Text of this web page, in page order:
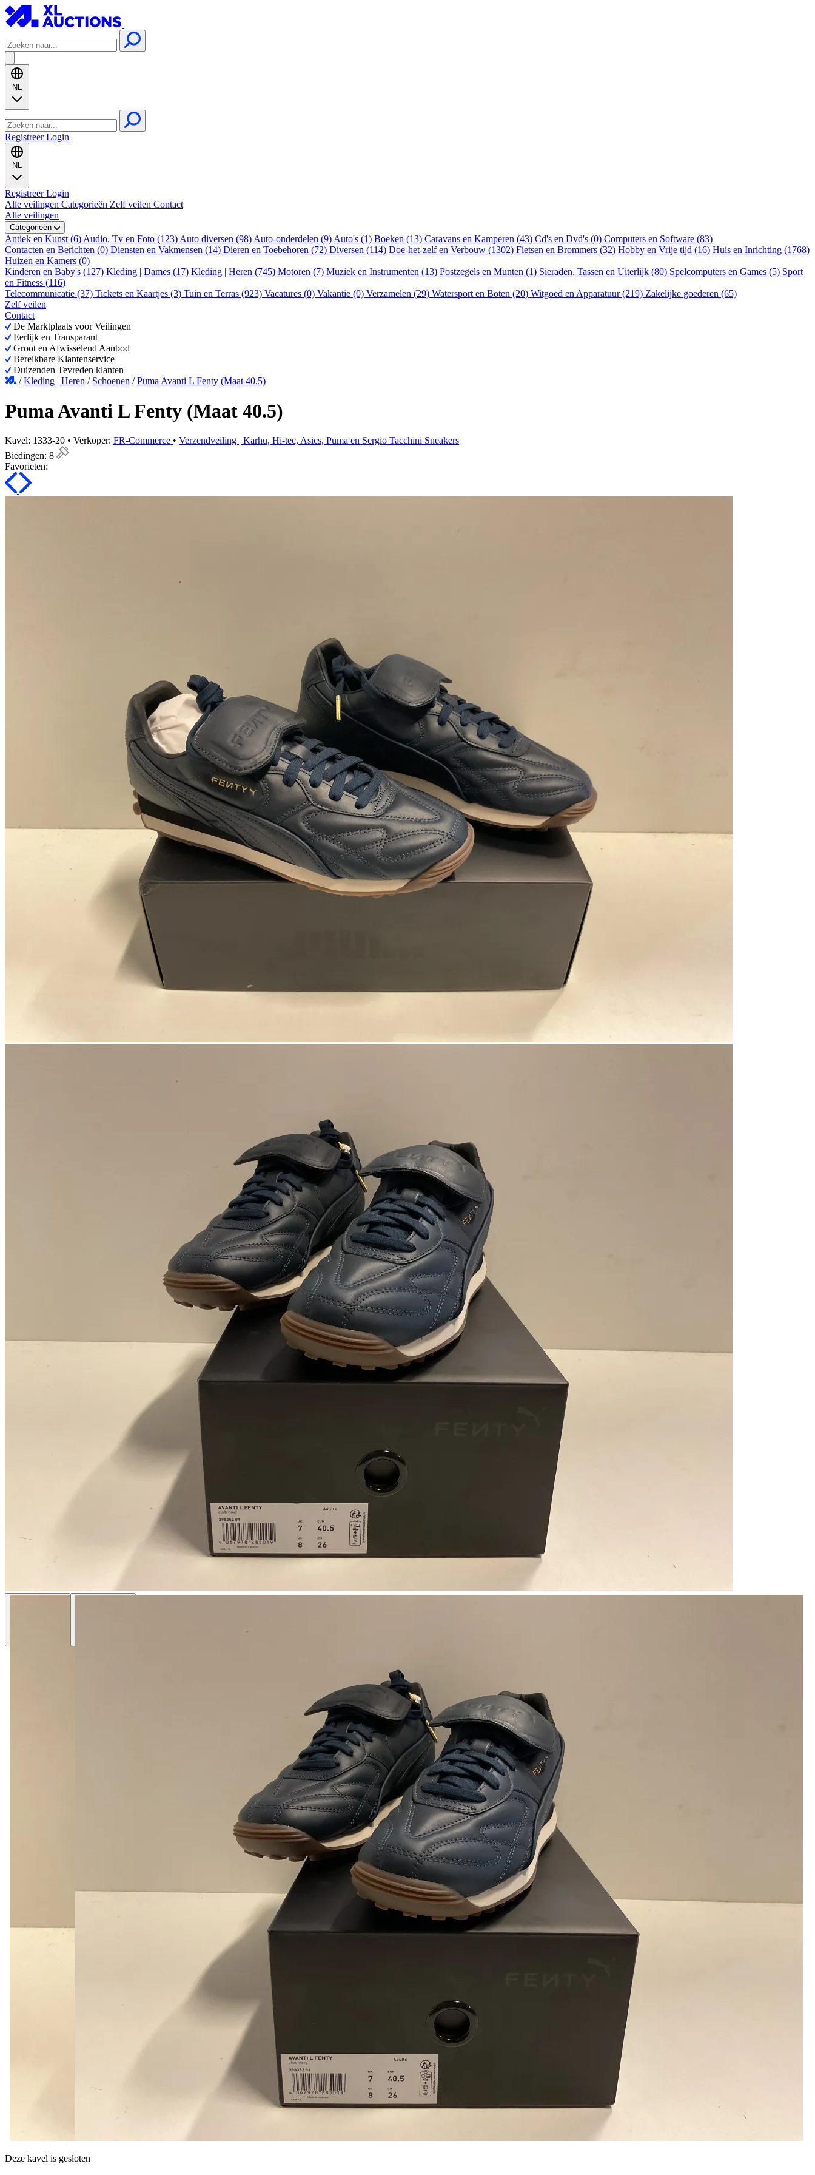
NL
RegistreerLogin
NL
RegistreerLogin
Alle veilingen Categorieën Zelf veilen Contact
Alle veilingen
Categorieën
Antiek en Kunst (6) Audio, Tv en Foto (123) Auto diversen (98) Auto-onderdelen (9) Auto's (1) Boeken (13) Caravans en Kamperen (43) Cd's en Dvd's (0) Computers en Software (83)
Contacten en Berichten (0) Diensten en Vakmensen (14) Dieren en Toebehoren (72) Diversen (114) Doe-het-zelf en Verbouw (1302) Fietsen en Brommers (32) Hobby en Vrije tijd (16) Huis en Inrichting (1768)
Huizen en Kamers (0)
Kinderen en Baby's (127) Kleding | Dames (17) Kleding | Heren (745) Motoren (7) Muziek en Instrumenten (13) Postzegels en Munten (1) Sieraden, Tassen en Uiterlijk (80) Spelcomputers en Games (5) Sport
en Fitness (116)
Telecommunicatie (37) Tickets en Kaartjes (3) Tuin en Terras (923) Vacatures (0) Vakantie (0) Verzamelen (29) Watersport en Boten (20) Witgoed en Apparatuur (219) Zakelijke goederen (65)
Zelf veilen
Contact
De Marktplaats voor Veilingen
Eerlijk en Transparant
Groot en Afwisselend Aanbod
Bereikbare Klantenservice
Duizenden Tevreden klanten
/Kleding | Heren / Schoenen /Puma Avanti L Fenty (Maat 40.5)
Puma Avanti L Fenty (Maat 40.5)
Kavel: 1333-20 • Verkoper: FR-Commerce • Verzendveiling | Karhu, Hi-tec, Asics, Puma en Sergio Tacchini Sneakers
Biedingen: 8
Favorieten:
Deze kavel is gesloten